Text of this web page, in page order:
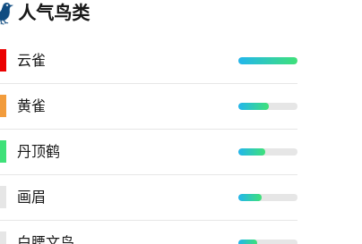
人气鸟类
云雀
黄雀
丹顶鹤
画眉